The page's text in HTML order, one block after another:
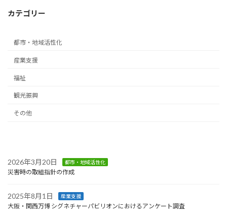
送
カテゴリー
都市・地域活性化
産業支援
福祉
観光振興
その他
2026年3月20日 都市・地域活性化
災害時の取組指針の作成
2025年8月1日 産業支援
大阪・関西万博 シグネチャーパビリオンにおけるアンケート調査